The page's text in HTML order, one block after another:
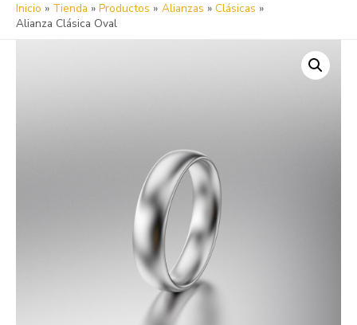
Inicio Tienda Productos Alianzas
Clásicas
Alianza Clásica Oval